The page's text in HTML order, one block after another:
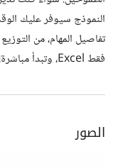
النموذج سيوفر عليك
تفاصيل المهام، من
فقط Excel، وتبدأ مباشرة!
الصور